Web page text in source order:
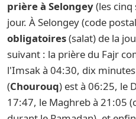
prière à Selongey(les cinq
jour. À Selongey (code
obligatoires(salat) de la
suivant : la prière du Fajr
l'Imsak à 04:30, dix
(Chourouq) est à 06:25, le
17:47, le Maghreb à 21:05